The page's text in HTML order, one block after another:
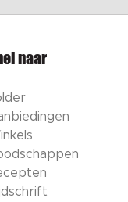
naar